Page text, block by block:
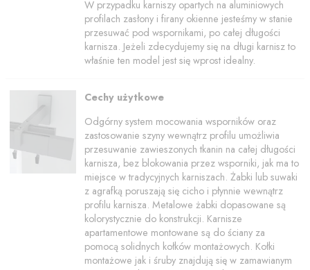
W przypadku karniszy opartych na aluminiowych
profilach zasłony i firany okienne jesteśmy w stanie
przesuwać pod wspornikami, po całej długości
karnisza. Jeżeli zdecydujemy się na długi karnisz to
właśnie ten model jest się wprost idealny.
Cechy użytkowe
Odgórny system mocowania wsporników oraz
zastosowanie szyny wewnątrz profilu umożliwia
przesuwanie zawieszonych tkanin na całej długości
karnisza, bez blokowania przez wsporniki, jak ma to
miejsce w tradycyjnych karniszach. Żabki lub suwaki
z agrafką poruszają się cicho i płynnie wewnątrz
profilu karnisza. Metalowe żabki dopasowane są
kolorystycznie do konstrukcji. Karnisze
apartamentowe montowane są do ściany za
pomocą solidnych kołków montażowych. Kołki
montażowe jak i śruby znajdują się w zamawianym